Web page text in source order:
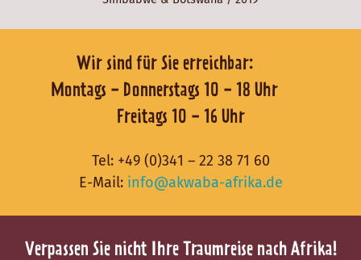
Wir sind für Sie erreichbar:
Montags - Donnerstags 10 - 18 Uhr
Freitags 10 - 16 Uhr
Tel: +49 (0)341 – 22 38 71 60
E-Mail: info@akwaba-afrika.de
Verpassen Sie nicht Ihre Traumreise nach Afrika!